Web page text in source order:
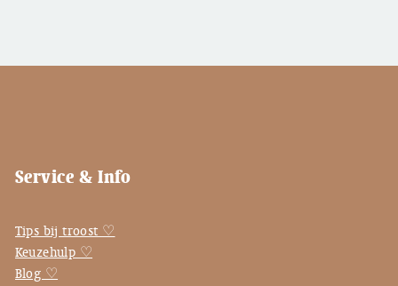
Service & Info
Tips bij troost ♡
Keuzehulp ♡
Blog ♡